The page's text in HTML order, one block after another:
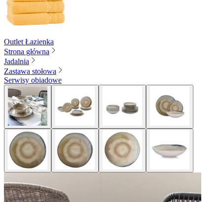
Outlet Łazienka
Strona główna
Jadalnia
Zastawa stołowa
Serwisy obiadowe